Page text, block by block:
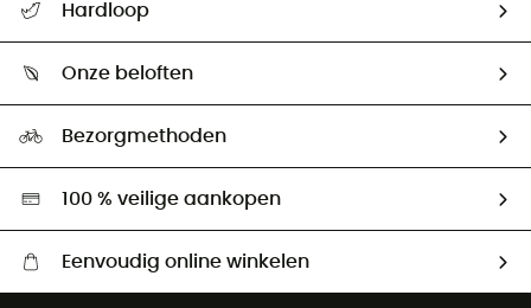
Retourzendingen & Terugbetalingen
Hardloop
Ambassadeurs
Onze beloften
Hardgreen
Bezorgmethoden
100 % veilige aankopen
Eenvoudig online winkelen